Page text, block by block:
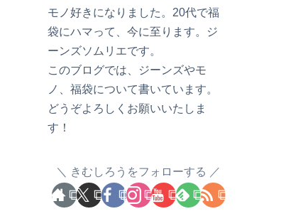
モノ好きになりました。20代で福
袋にハマって、今に至ります。ジ
ーンズソムリエです。
このブログでは、ジーンズやモ
ノ、福袋について書いています。
どうぞよろしくお願いいたしま
す！
きむしろうをフォローする